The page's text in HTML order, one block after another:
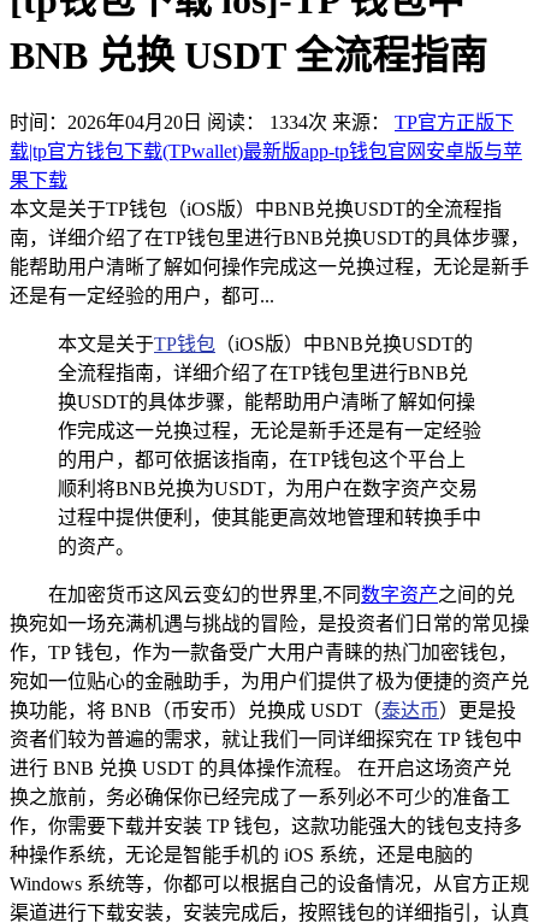
BNB 兑换 USDT 全流程指南
时间：2026年04月20日 阅读： 1334次 来源： TP官方正版下
载|tp官方钱包下载(TPwallet)最新版app-tp钱包官网安卓版与苹
果下载
本文是关于TP钱包（iOS版）中BNB兑换USDT的全流程指
南，详细介绍了在TP钱包里进行BNB兑换USDT的具体步骤，
能帮助用户清晰了解如何操作完成这一兑换过程，无论是新手
还是有一定经验的用户，都可...
本文是关于TP钱包 （iOS版）中BNB兑换USDT的
全流程指南，详细介绍了在TP钱包里进行BNB兑
换USDT的具体步骤，能帮助用户清晰了解如何操
作完成这一兑换过程，无论是新手还是有一定经验
的用户，都可依据该指南，在TP钱包这个平台上
顺利将BNB兑换为USDT，为用户在数字资产交易
过程中提供便利，使其能更高效地管理和转换手中
的资产。
在加密货币这风云变幻的世界里,不同数字资产之间的兑
换宛如一场充满机遇与挑战的冒险，是投资者们日常的常见操
作，TP 钱包，作为一款备受广大用户青睐的热门加密钱包，
宛如一位贴心的金融助手，为用户们提供了极为便捷的资产兑
换功能，将 BNB（币安币）兑换成 USDT（泰达币）更是投
资者们较为普遍的需求，就让我们一同详细探究在 TP 钱包中
进行 BNB 兑换 USDT 的具体操作流程。 在开启这场资产兑
换之旅前，务必确保你已经完成了一系列必不可少的准备工
作，你需要下载并安装 TP 钱包，这款功能强大的钱包支持多
种操作系统，无论是智能手机的 iOS 系统，还是电脑的
Windows 系统等，你都可以根据自己的设备情况，从官方正规
渠道进行下载安装，安装完成后，按照钱包的详细指引，认真